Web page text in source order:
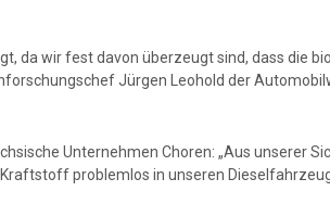
da wir fest davon überzeugt sind, dass
Jürgen Leohold der
Unternehmen Choren: „Aus unserer
problemlos in unseren